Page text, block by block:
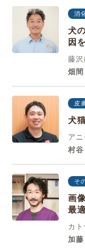
消
犬
因
藤沢
畑間
皮
犬
ア
村谷
そ
画
最
カ
加藤